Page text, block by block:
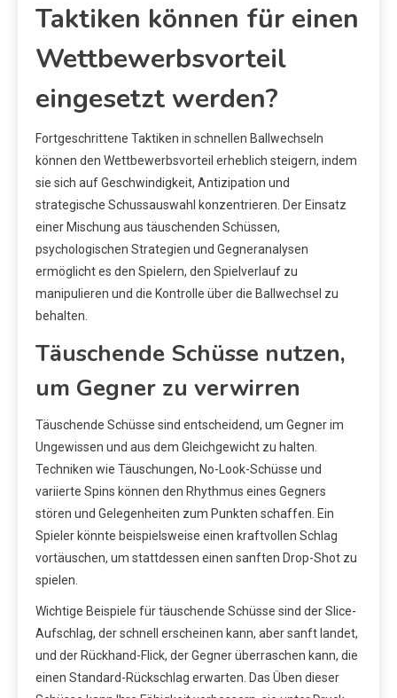
Taktiken können für einen
Wettbewerbsvorteil
eingesetzt werden?
Fortgeschrittene Taktiken in schnellen Ballwechseln
können den Wettbewerbsvorteil erheblich steigern, indem
sie sich auf Geschwindigkeit, Antizipation und
strategische Schussauswahl konzentrieren. Der Einsatz
einer Mischung aus täuschenden Schüssen,
psychologischen Strategien und Gegneranalysen
ermöglicht es den Spielern, den Spielverlauf zu
manipulieren und die Kontrolle über die Ballwechsel zu
behalten.
Täuschende Schüsse nutzen,
um Gegner zu verwirren
Täuschende Schüsse sind entscheidend, um Gegner im
Ungewissen und aus dem Gleichgewicht zu halten.
Techniken wie Täuschungen, No-Look-Schüsse und
variierte Spins können den Rhythmus eines Gegners
stören und Gelegenheiten zum Punkten schaffen. Ein
Spieler könnte beispielsweise einen kraftvollen Schlag
vortäuschen, um stattdessen einen sanften Drop-Shot zu
spielen.
Wichtige Beispiele für täuschende Schüsse sind der Slice-
Aufschlag, der schnell erscheinen kann, aber sanft landet,
und der Rückhand-Flick, der Gegner überraschen kann, die
einen Standard-Rückschlag erwarten. Das Üben dieser